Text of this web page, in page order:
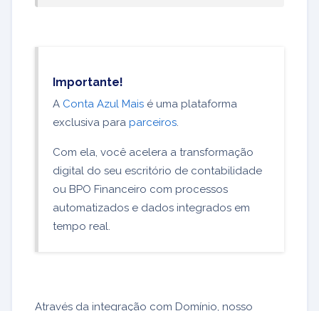
Importante!
A Conta Azul Mais é uma plataforma
exclusiva para parceiros.
Com ela, você acelera a transformação
digital do seu escritório de contabilidade
ou BPO Financeiro com processos
automatizados e dados integrados em
tempo real.
Através da integração com Domínio, nosso